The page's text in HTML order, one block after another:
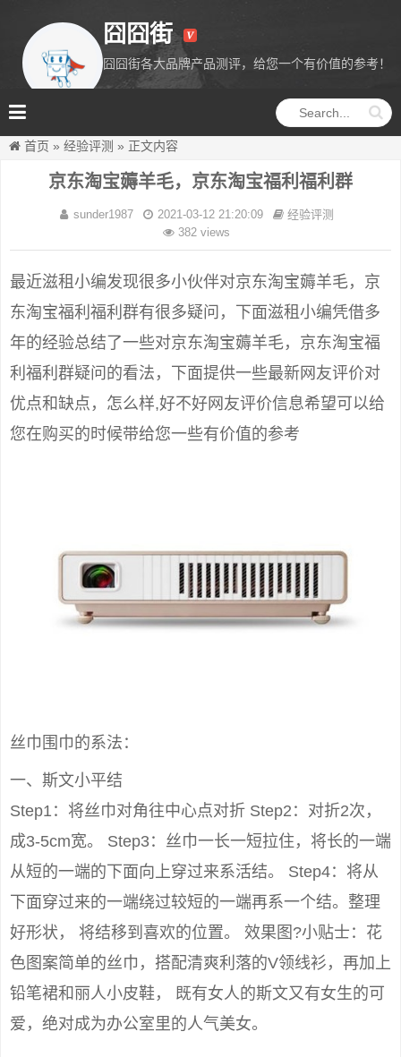
囧囧街
囧囧街各大品牌产品测评，给您一个有价值的参考！
首页 » 经验评测 » 正文内容
京东淘宝薅羊毛，京东淘宝福利福利群
sunder1987 2021-03-12 21:20:09
经验评测
382 views
最近滋租小编发现很多小伙伴对京东淘宝薅羊毛，京
东淘宝福利福利群有很多疑问，下面滋租小编凭借多
年的经验总结了一些对京东淘宝薅羊毛，京东淘宝福
利福利群疑问的看法，下面提供一些最新网友评价对
优点和缺点，怎么样,好不好网友评价信息希望可以给
您在购买的时候带给您一些有价值的参考
丝巾围巾的系法：
一、斯文小平结
Step1：将丝巾对角往中心点对折 Step2：对折2次，
成3-5cm宽。 Step3：丝巾一长一短拉住，将长的一端
从短的一端的下面向上穿过来系活结。 Step4：将从
下面穿过来的一端绕过较短的一端再系一个结。整理
好形状， 将结移到喜欢的位置。 效果图?小贴士：花
色图案简单的丝巾，搭配清爽利落的V领线衫，再加上
铅笔裙和丽人小皮鞋， 既有女人的斯文又有女生的可
爱，绝对成为办公室里的人气美女。